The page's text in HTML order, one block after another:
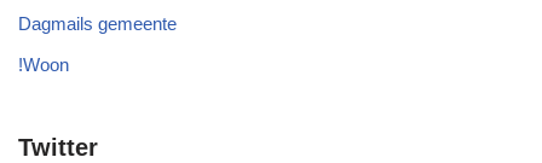
Dagmails gemeente
!Woon
Twitter